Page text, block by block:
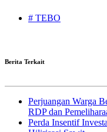
# TEBO
Berita Terkait
Perjuangan Warga
RDP dan
Perda Insentif